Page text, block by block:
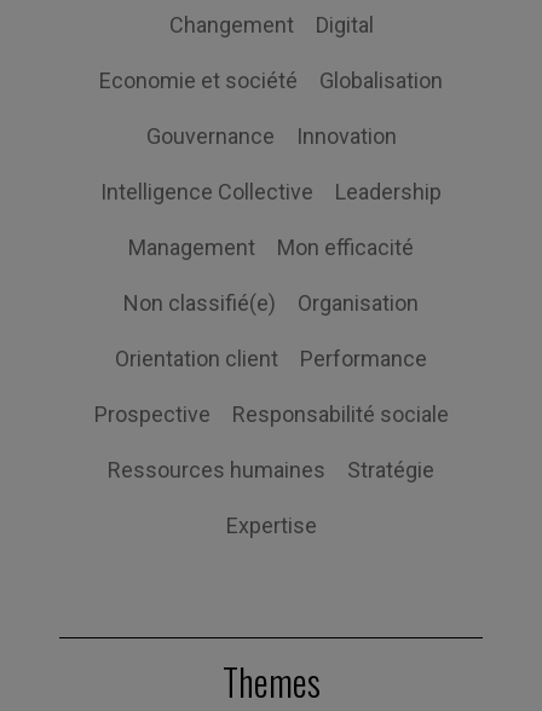
Changement Digital
Economie et société Globalisation
Gouvernance Innovation
Intelligence Collective Leadership
Management Mon efficacité
Non classifié(e) Organisation
Orientation client Performance
Prospective Responsabilité sociale
Ressources humaines Stratégie
Expertise
Themes